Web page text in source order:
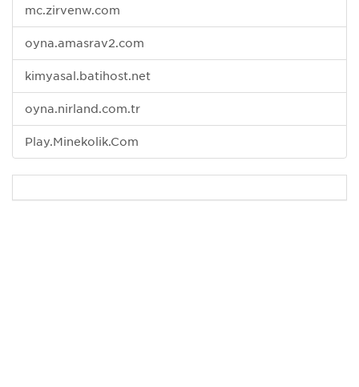
mc.zirvenw.com
oyna.amasrav2.com
kimyasal.batihost.net
oyna.nirland.com.tr
Play.Minekolik.Com